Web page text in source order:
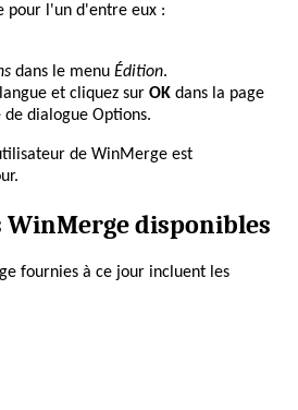
pour l'un d'entre eux :
dans le menu Édition.
et cliquez sur OK dans la page
dialogue Options.
de WinMerge est
WinMerge disponibles
fournies à ce jour incluent les